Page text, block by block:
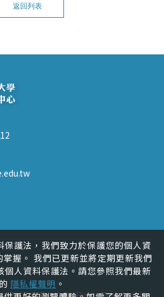
返回列表
保護法，我們致力於保護您的個人資
握。 我們已更新並將定期更新我們
個人資料保護法。請您參照我們最新
隱私權聲明 。